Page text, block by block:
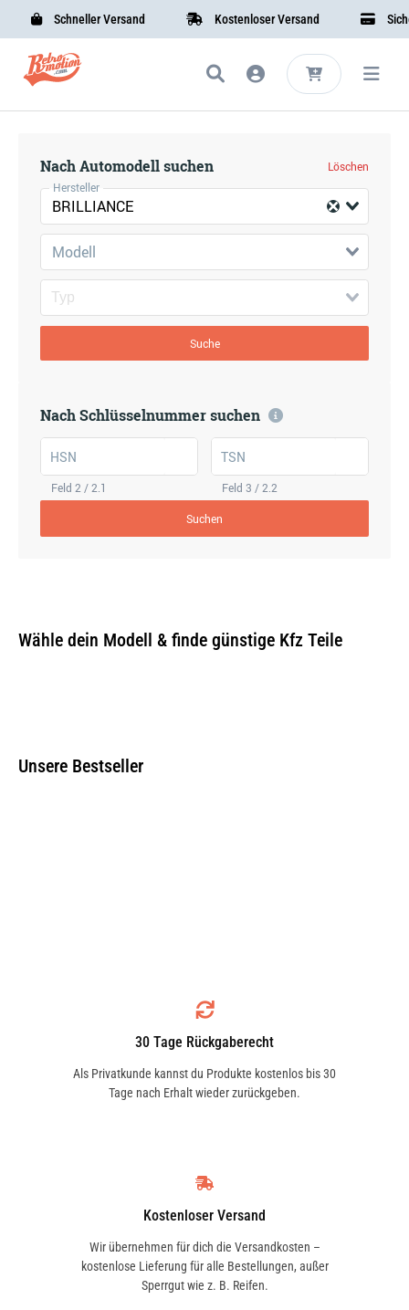
Schneller Versand Kostenloser Versand
Nach Automodell suchen
Löschen
Hersteller
BRILLIANCE
Modell
Suche
Nach Schlüsselnummer suchen
HSN
Feld 2 / 2.1
TSN
Feld 3 / 2.2
Suchen
Wähle dein Modell & finde günstige Kfz Teile
Unsere Bestseller
30 Tage Rückgaberecht
Als Privatkunde kannst du Produkte kostenlos bis 30
Tage nach Erhalt wieder zurückgeben.
Kostenloser Versand
Wir übernehmen für dich die Versandkosten –
kostenlose Lieferung für alle Bestellungen, außer
Sperrgut wie z. B. Reifen.